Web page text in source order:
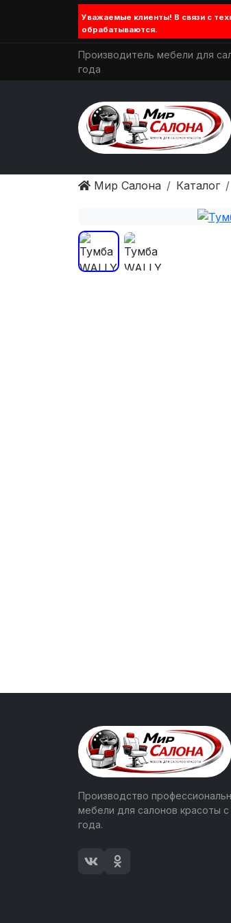
Уважаемые клиенты! В связи с
обрабатываются.
Производитель мебели для
года
Мир Салона Каталог
Производство
мебели для салонов красоты с
года.